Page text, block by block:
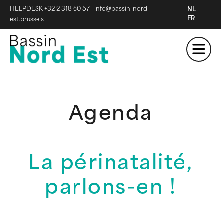
HELPDESK +32 2 318 60 57
info@bassin-nord-
est.brussels
NL
FR
Agenda
La périnatalité,
parlons-en !